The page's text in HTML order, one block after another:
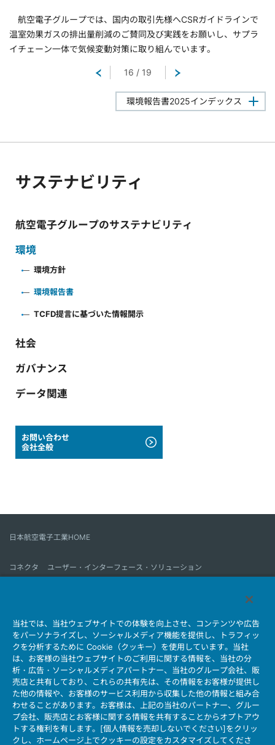
航空電子グループでは、国内の取引先様へCSRガイドラインで
温室効果ガスの排出量削減のご賛同及び実践をお願いし、サプラ
イチェーン一体で気候変動対策に取り組んでいます。
戻る16 / 19
環境報告書2025インデックス
サステナビリティ
航空電子グループのサステナビリティ
環境
環境方針
環境報告書
TCFD提言に基づいた情報開示
社会
ガバナンス
データ関連
お問い合わせ
会社全般
日本航空電子工業HOME
コネクタ
ユーザー・インターフェース・ソリューション
会社情報 サステナビリティ IR情報 採用情報
会社情報新着一覧
製品情報新着一覧
サイトマップ お問い合わせ
個人情報保護ポリシー
JAE Cookie Policy
ウェブアクセシビリティ方針
マイナンバー情報保護ポリシー
当社ウェブサイトのご利用について
ソーシャルメディア公式アカウント運用ポリシー
当社では、当社ウェブサイトでの体験を向上させ、コンテンツや広告
をパーソナライズし、ソーシャルメディア機能を提供し、トラフィッ
クを分析するために Cookie（クッキー）を使用しています。当社
は、お客様の当社ウェブサイトのご利用に関する情報を、当社の分
析・広告・ソーシャルメディアパートナー、当社のグループ会社、販
売店と共有しており、これらの共有先は、その情報をお客様が提供し
た他の情報や、お客様のサービス利用から収集した他の情報と組み合
わせることがあります。お客様は、上記の当社のパートナー、グルー
プ会社、販売店とお客様に関する情報を共有することからオプトアウ
トする権利を有します。[個人情報を売却しないでください]をクリッ
クし、ホームページ上でクッキーの設定をカスタマイズしてくださ